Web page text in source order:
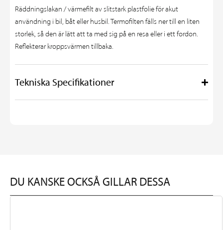
Räddningslakan / värmefilt av slitstark plastfolie för akut
användning i bil, båt eller husbil. Termofilten fälls ner till en liten
storlek, så den är lätt att ta med sig på en resa eller i ett fordon.
Reflekterar kroppsvärmen tillbaka.
Tekniska Specifikationer
DU KANSKE OCKSÅ GILLAR DESSA